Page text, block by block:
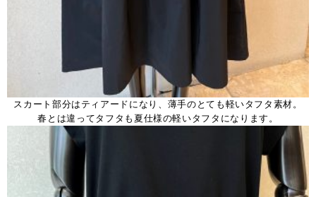
スカート部分はティアードになり、薄手のとても軽いタフタ素材。
春とは違ってタフタも夏仕様の軽いタフタになります。